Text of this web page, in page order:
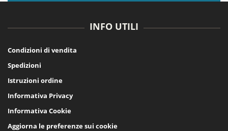
INFO UTILI
Condizioni di vendita
Spedizioni
Istruzioni ordine
Informativa Privacy
Informativa Cookie
Aggiorna le preferenze sui cookie